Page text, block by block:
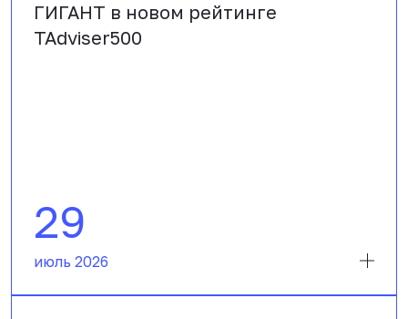
ГИГАНТ в новом рейтинге
TAdviser500
29
июль 2026